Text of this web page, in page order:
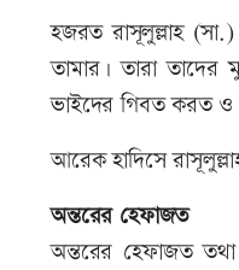
হজরত রাসূলুল্লাহ
তামার। তারা
ভাইদের গিবত করত ও
আরেক হাদিসে
অন্তরের হেফাজত
অন্তরের হেফাজত